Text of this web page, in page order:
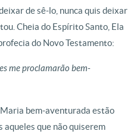
de sê-lo, nunca quis deixar
Cheia do Espírito Santo, Ela
do Novo Testamento:
me proclamarão bem-
bem-aventurada estão
aqueles que não quiserem